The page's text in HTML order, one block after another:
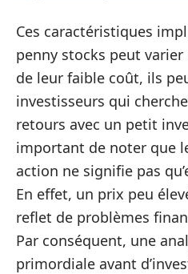
Ces caractéristiques
penny stocks peut
de leur faible coût, ils
investisseurs qui
retours avec un petit
important de noter que
action ne signifie pas
En effet, un prix peu
reflet de problèmes
Par conséquent, une
primordiale avant